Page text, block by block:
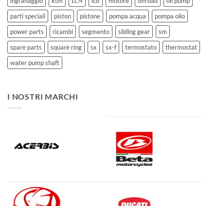
parti speciali
piston pistone pompa acqua
pompa olio
power parts
ricambi segmento sliding gear
sm
spare parts
square ring sx sx-f termostato
thermostat
water pump shaft
I NOSTRI MARCHI